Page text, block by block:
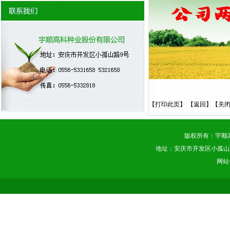
【打印此页】 【返回 】【 关
版权所有：宇顺
地址：安庆市开发区小孤
网